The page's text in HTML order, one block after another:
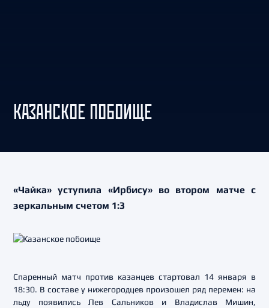
КАЗАНСКОЕ ПОБОИЩЕ
«Чайка» уступила «Ирбису» во втором матче с
зеркальным счетом 1:3
Спаренный матч против казанцев стартовал 14 января в
18:30. В составе у нижегородцев произошел ряд перемен: на
льду появились Лев Сальников и Владислав Мишин,